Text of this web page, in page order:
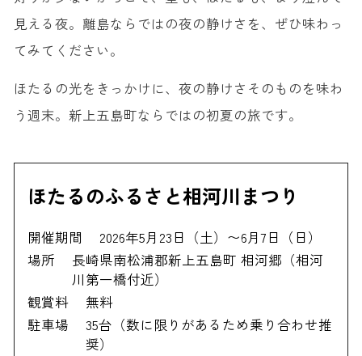
見える夜。離島ならではの夜の静けさを、ぜひ味わっ
てみてください。
ほたるの光をきっかけに、夜の静けさそのものを味わ
う週末。新上五島町ならではの初夏の旅です。
ほたるのふるさと相河川まつり
開催期間
2026年5月23日（土）〜6月7日（日）
場所
長崎県南松浦郡新上五島町 相河郷（相河
川第一橋付近）
観賞料
無料
駐車場
35台（数に限りがあるため乗り合わせ推
奨）